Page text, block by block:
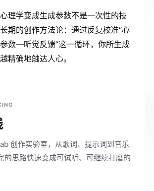
理学变成生成参数不是一次性的技
期的创作方法论：通过反复校准“心
数—听觉反馈”这一循环，你所生成
精确地触达人心。
创作实验室，从歌词、提示词到音乐
的思路快速变成可试听、可继续打磨的